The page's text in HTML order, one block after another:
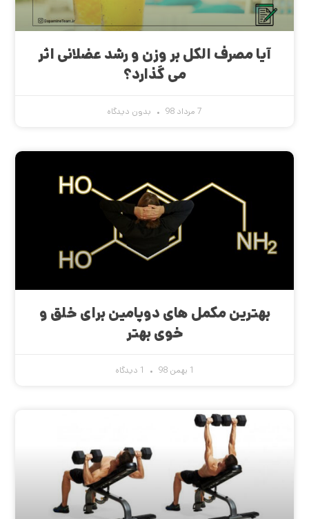
آیا مصرف الکل بر وزن و رشد عضلانی اثر
می گذارد؟
7 مرداد 98 بدون دیدگاه
بهترین مکمل های دوپامین برای خلق و
خوی بهتر
1 بهمن 98